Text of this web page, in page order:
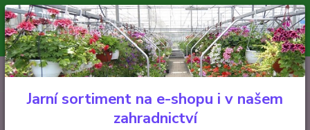
Minimální hodnota pro odeslání z e-shopu je 300 Kč.
V tuto chvíli již hlavní nápor objednávek opadl a balíček můžete čekat
nejpozději v následujícím týdnu po přijetí objednávky. Objednávky
vyřizujeme v pořadí, v jakém přišly...
CZK
+420 602 223 614 0ks
za0 Kč
Jarní sortiment na e-shopu i v našem
zahradnictví